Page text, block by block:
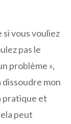
si vous vouliez
pas le
problème »,
dissoudre mon
pratique et
peut